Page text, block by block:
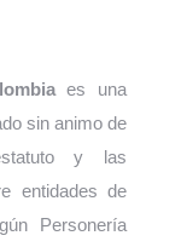
es una
sin animo de
y las
entidades de
Personería